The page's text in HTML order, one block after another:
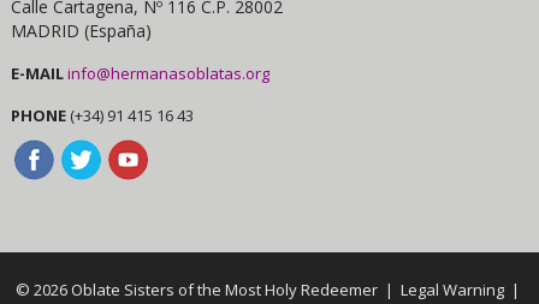
Calle Cartagena, Nº 116 C.P. 28002
MADRID (España)
E-MAILinfo@hermanasoblatas.org
PHONE (+34) 91 415 16 43
© 2026 Oblate Sisters of the Most Holy Redeemer | Legal Warning|